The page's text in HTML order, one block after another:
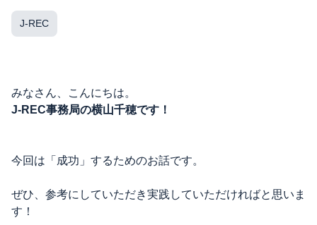
J-REC
みなさん、こんにちは。
J-REC事務局の横山千穂です！
今回は「成功」するためのお話です。
ぜひ、参考にしていただき実践していただければと思いま
す！